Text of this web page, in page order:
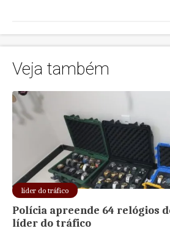
Veja também
líder do tráfico
Polícia apreende 64 relógios
líder do tráfico